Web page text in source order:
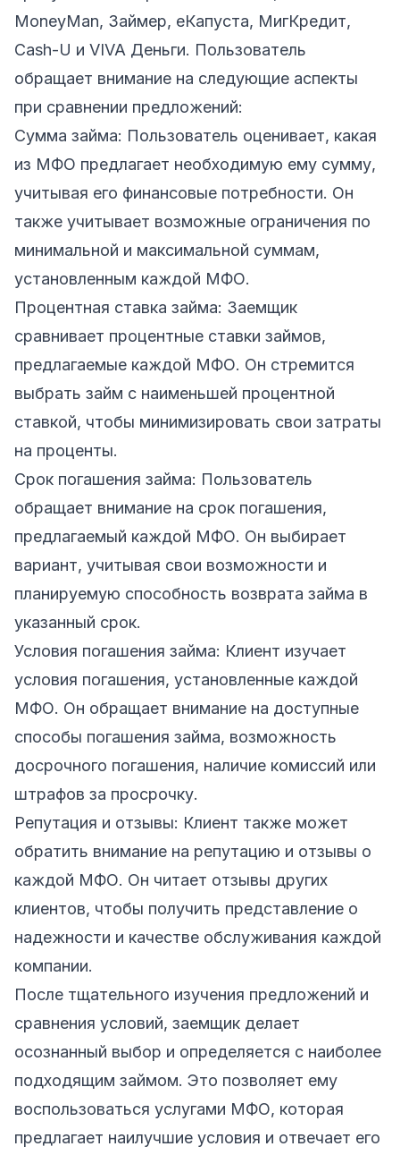
MoneyMan, Займер, еКапуста, МигКредит,
Cash-U и VIVA Деньги. Пользователь
обращает внимание на следующие аспекты
при сравнении предложений:
Сумма займа: Пользователь оценивает, какая
из МФО предлагает необходимую ему сумму,
учитывая его финансовые потребности. Он
также учитывает возможные ограничения по
минимальной и максимальной суммам,
установленным каждой МФО.
Процентная ставка займа: Заемщик
сравнивает процентные ставки займов,
предлагаемые каждой МФО. Он стремится
выбрать займ с наименьшей процентной
ставкой, чтобы минимизировать свои затраты
на проценты.
Срок погашения займа: Пользователь
обращает внимание на срок погашения,
предлагаемый каждой МФО. Он выбирает
вариант, учитывая свои возможности и
планируемую способность возврата займа в
указанный срок.
Условия погашения займа: Клиент изучает
условия погашения, установленные каждой
МФО. Он обращает внимание на доступные
способы погашения займа, возможность
досрочного погашения, наличие комиссий или
штрафов за просрочку.
Репутация и отзывы: Клиент также может
обратить внимание на репутацию и отзывы о
каждой МФО. Он читает отзывы других
клиентов, чтобы получить представление о
надежности и качестве обслуживания каждой
компании.
После тщательного изучения предложений и
сравнения условий, заемщик делает
осознанный выбор и определяется с наиболее
подходящим займом. Это позволяет ему
воспользоваться услугами МФО, которая
предлагает наилучшие условия и отвечает его